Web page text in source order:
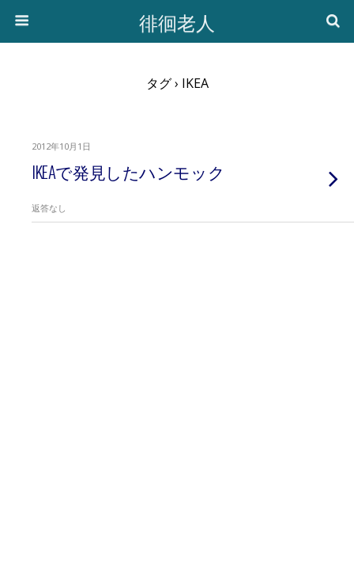
徘徊老人
タグ › IKEA
2012年10月1日
IKEAで発見したハンモック
返答なし